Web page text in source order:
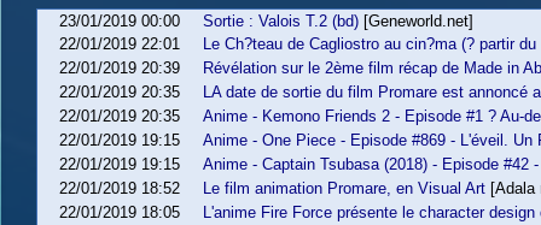
23/01/2019 00:00 Sortie : Valois T.2 (bd) [Geneworld.net]
22/01/2019 22:01
Le Ch?teau de Cagliostro au cin?ma (? partir
22/01/2019 20:39
Révélation sur le 2ème film récap de Made in
22/01/2019 20:35
LA date de sortie du film Promare est annoncé
22/01/2019 20:35
Anime - Kemono Friends 2 - Episode #1 ? Au-
22/01/2019 19:15
Anime - One Piece - Episode #869 - L'éveil. Un
22/01/2019 19:15
Anime - Captain Tsubasa (2018) - Episode #42
22/01/2019 18:52
Le film animation Promare, en Visual Art [Adala
22/01/2019 18:05
L'anime Fire Force présente le character